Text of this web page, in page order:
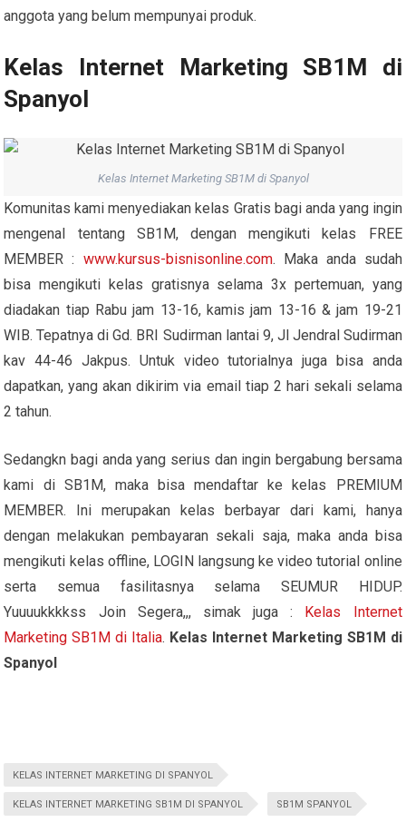
anggota yang belum mempunyai produk.
Kelas Internet Marketing SB1M di
Spanyol
Kelas Internet Marketing SB1M di Spanyol
Komunitas kami menyediakan kelas Gratis bagi anda yang ingin
mengenal tentang SB1M, dengan mengikuti kelas FREE
MEMBER : www.kursus-bisnisonline.com. Maka anda sudah
bisa mengikuti kelas gratisnya selama 3x pertemuan, yang
diadakan tiap Rabu jam 13-16, kamis jam 13-16 & jam 19-21
WIB. Tepatnya di Gd. BRI Sudirman lantai 9, Jl Jendral Sudirman
kav 44-46 Jakpus. Untuk video tutorialnya juga bisa anda
dapatkan, yang akan dikirim via email tiap 2 hari sekali selama
2 tahun.
Sedangkn bagi anda yang serius dan ingin bergabung bersama
kami di SB1M, maka bisa mendaftar ke kelas PREMIUM
MEMBER. Ini merupakan kelas berbayar dari kami, hanya
dengan melakukan pembayaran sekali saja, maka anda bisa
mengikuti kelas offline, LOGIN langsung ke video tutorial online
serta semua fasilitasnya selama SEUMUR HIDUP.
Yuuuukkkkss Join Segera,,, simak juga :
Kelas Internet
Marketing SB1M di Italia. Kelas Internet Marketing SB1M di
Spanyol
KELAS INTERNET MARKETING DI SPANYOL
KELAS INTERNET MARKETING SB1M DI SPANYOL SB1M SPANYOL